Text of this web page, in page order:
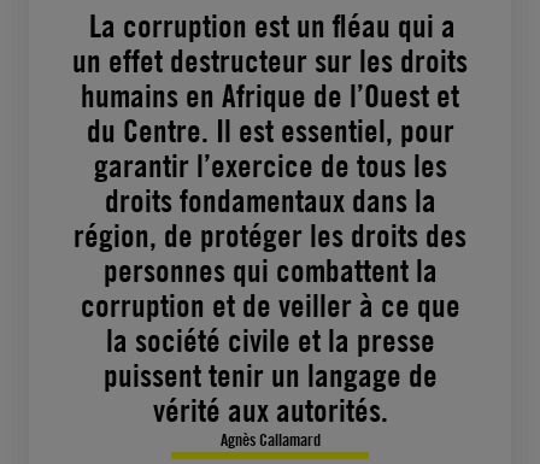
La corruption est un fléau qui a
un effet destructeur sur les droits
humains en Afrique de l’Ouest et
du Centre. Il est essentiel, pour
garantir l’exercice de tous les
droits fondamentaux dans la
région, de protéger les droits des
personnes qui combattent la
corruption et de veiller à ce que
la société civile et la presse
puissent tenir un langage de
vérité aux autorités.
Agnès Callamard